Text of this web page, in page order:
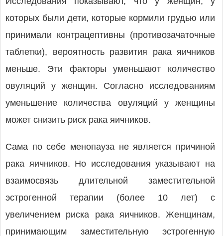
которых были дети, которые кормили грудью или
принимали контрацептивны (противозачаточные
таблетки), вероятность развития рака яичников
меньше. Эти факторы уменьшают количество
овуляций у женщин. Согласно исследованиям
уменьшение количества овуляций у женщины
может снизить риск рака яичников.
Сама по себе менопауза не является причиной
рака яичников. Но исследования указывают на
взаимосвязь длительной заместительной
эстрогенной терапии (более 10 лет) с
увеличением риска рака яичников. Женщинам,
принимающим заместительную эстрогенную